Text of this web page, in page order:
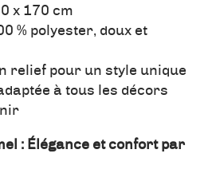
x 170 cm
% polyester, doux et
relief pour un style unique
à tous les décors
: Élégance et confort par